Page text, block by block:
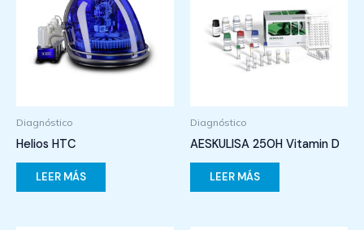
Diagnóstico
Helios HTC
LEER MÁS
Diagnóstico
AESKULISA 25OH Vitamin D
LEER MÁS